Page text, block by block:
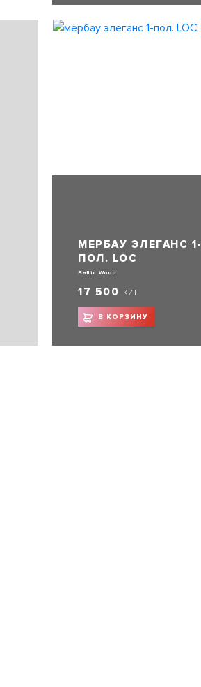
МЕРБАУ ЭЛЕГАНС 1-
ПОЛ. LOC
Baltic Wood
17 500 KZT
В КОРЗИНУ